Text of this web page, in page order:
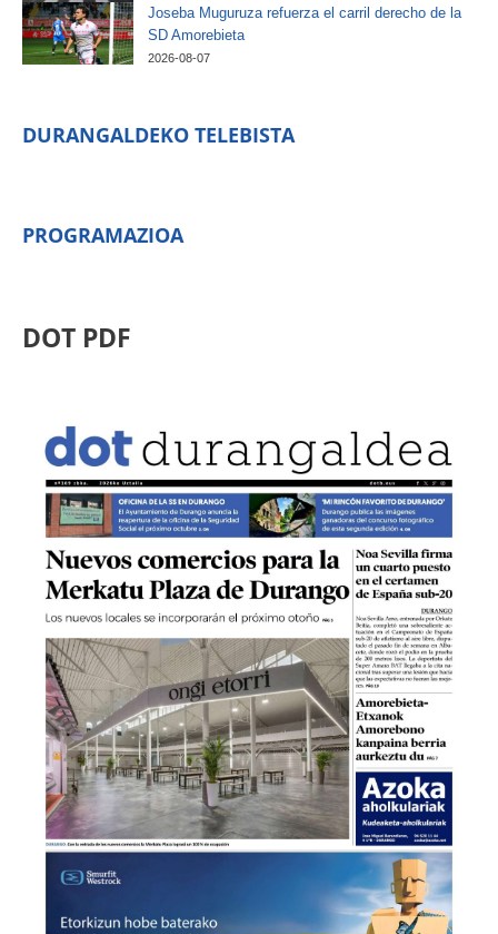
Joseba Muguruza refuerza el carril derecho de la
SD Amorebieta
2026-08-07
DURANGALDEKO TELEBISTA
PROGRAMAZIOA
DOT PDF